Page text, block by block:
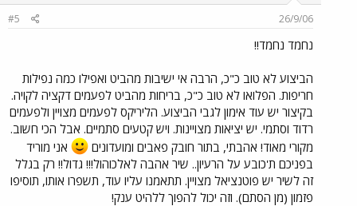
26/9/06
#5
נחמד נחמד!!
הביצוע לא טוב כ"כ, הרבה אי ישיבות מהביט ואפילו כמה נפילות
חריפות. הפלואו לא טוב כ"כ, בריחות מהביט לפעמים דקציה לקויה.
בקיצור יש עוד אימון לגבי הביצוע. הליריקס לפעמים מצויין ולפעמים
רדוד וסתמי. יש יציאות מצויינות. ויש קטעים סתמיים. אבל הכי חשוב.
מקורי מאוד! אהבתי, בתור חובק פאבים ומועדונים
אני מוריד
בפניכם ת'כובע על הרעיון.. שיר אהבה לאלכוהול!!! גדול!! רק בגלל
זה לשיר יש פוטנציאל מצויין. תתאמנו עליו עוד, תשפרו אותו, תוסיפו
פזמון (מן הסתם). וזה יכול להפוך ללהיט ענק!